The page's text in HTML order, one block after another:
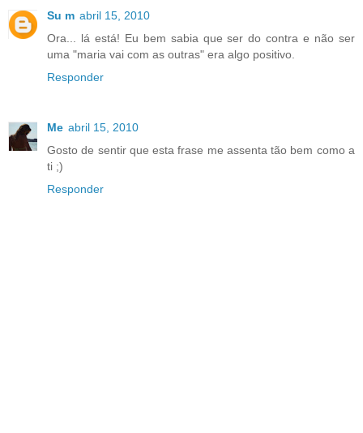
Su m abril 15, 2010
Ora... lá está! Eu bem sabia que ser do contra e não ser
uma "maria vai com as outras" era algo positivo.
Responder
Me abril 15, 2010
Gosto de sentir que esta frase me assenta tão bem como a
ti ;)
Responder